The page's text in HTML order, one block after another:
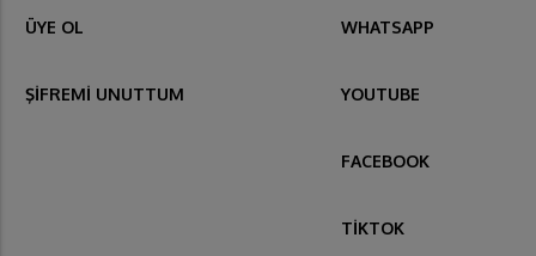
ÜYE OL
ŞİFREMİ UNUTTUM
WHATSAPP
YOUTUBE
FACEBOOK
TİKTOK